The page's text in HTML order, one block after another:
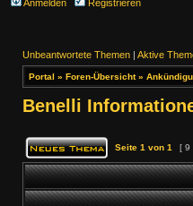
Anmelden Registrieren
Unbeantwortete Themen | Aktive
Portal » Foren-Übersicht»
Benelli
Seite 1 von 1 [ 9